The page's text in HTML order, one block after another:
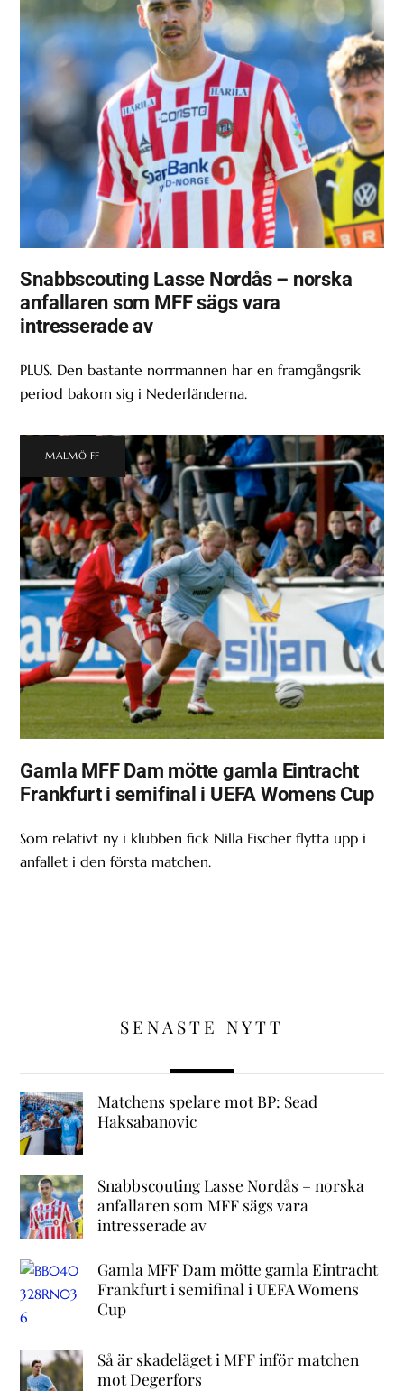
Snabbscouting Lasse Nordås – norska
anfallaren som MFF sägs vara
intresserade av
PLUS. Den bastante norrmannen har en framgångsrik
period bakom sig i Nederländerna.
MALMÖ FF
Gamla MFF Dam mötte gamla Eintracht
Frankfurt i semifinal i UEFA Womens Cup
Som relativt ny i klubben fick Nilla Fischer flytta upp i
anfallet i den första matchen.
SENASTE NYTT
Matchens spelare mot BP: Sead
Haksabanovic
Snabbscouting Lasse Nordås – norska
anfallaren som MFF sägs vara
intresserade av
Gamla MFF Dam mötte gamla Eintracht
Frankfurt i semifinal i UEFA Womens
Cup
Så är skadeläget i MFF inför matchen
mot Degerfors